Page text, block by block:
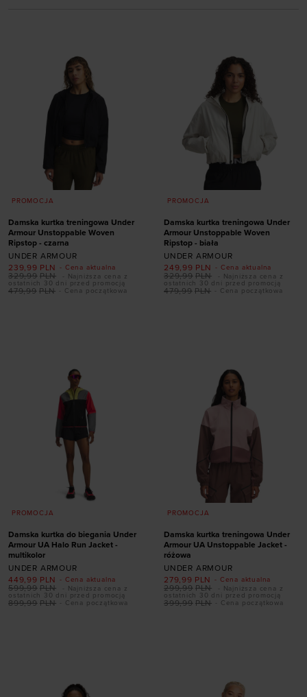
PROMOCJA
Damska kurtka treningowa Under
Armour Unstoppable Woven
Ripstop - czarna
UNDER ARMOUR
- Cena aktualna
239,99 PLN
- Cena początkowa
479,99 PLN
329,99 PLN
- Najniższa cena z
ostatnich 30 dni przed promocją
PROMOCJA
Dodaj produkt w
Damska kurtka treningowa Under
Armour Unstoppable Woven
Ripstop - biała
UNDER ARMOUR
- Cena aktualna
249,99 PLN
- Cena początkowa
479,99 PLN
329,99 PLN
- Najniższa cena z
ostatnich 30 dni przed promocją
PROMOCJA
Damska kurtka do biegania Under
Armour UA Halo Run Jacket -
multikolor
UNDER ARMOUR
- Cena aktualna
449,99 PLN
- Cena początkowa
899,99 PLN
599,99 PLN
- Najniższa cena z
ostatnich 30 dni przed promocją
PROMOCJA
Damska kurtka treningowa Under
Armour UA Unstoppable Jacket -
różowa
UNDER ARMOUR
- Cena aktualna
279,99 PLN
- Cena początkowa
399,99 PLN
299,99 PLN
- Najniższa cena z
ostatnich 30 dni przed promocją